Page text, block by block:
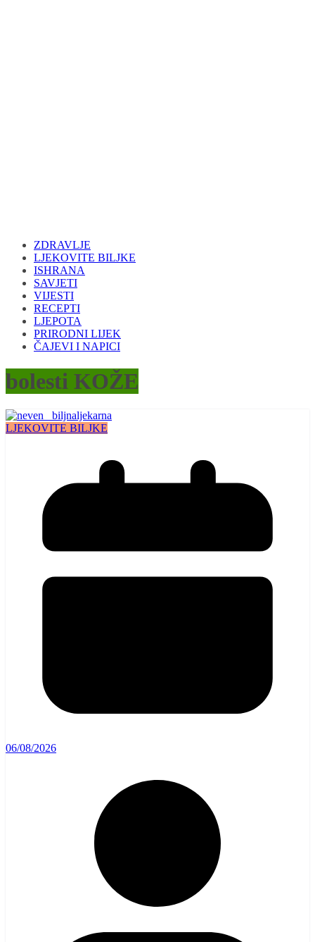
ZDRAVLJE
LJEKOVITE BILJKE
ISHRANA
SAVJETI
VIJESTI
RECEPTI
LJEPOTA
PRIRODNI LIJEK
ČAJEVI I NAPICI
bolesti KOŽE
LJEKOVITE BILJKE
06/08/2026